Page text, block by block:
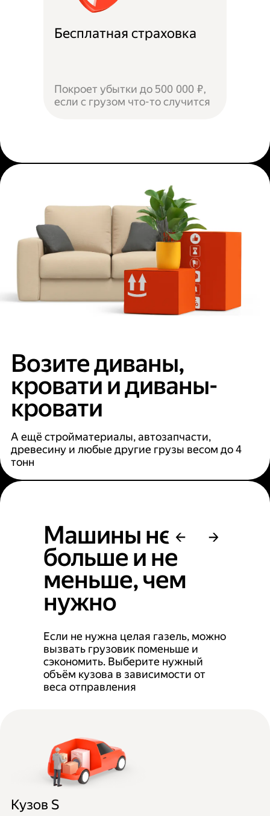
Бесплатная страховка
Покроет убытки до 500 000 ₽,
если с грузом что-то случится
Возите диваны,
кровати и диваны-
кровати
А ещё стройматериалы, автозапчасти,
древесину и любые другие грузы весом до 4
тонн
Машины не
больше и не
меньше, чем
нужно
Если не нужна целая газель, можно
вызвать грузовик поменьше и
сэкономить. Выберите нужный
объём кузова в зависимости от
веса отправления
Кузов S